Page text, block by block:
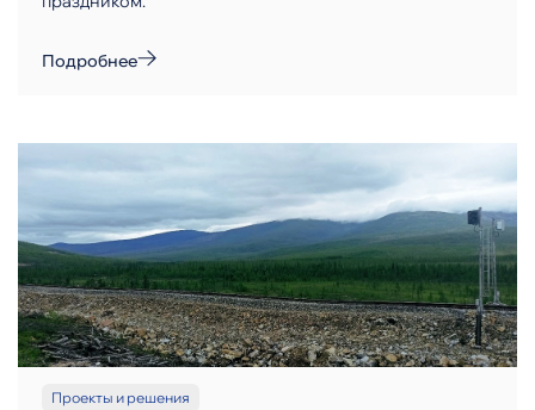
Подробнее
Проекты и решения